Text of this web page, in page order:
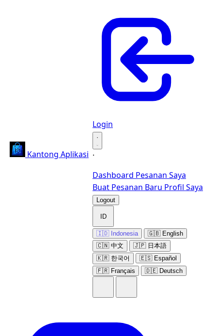
Kantong Aplikasi
Login
·
·
Dashboard Pesanan Saya
Buat Pesanan Baru Profil Saya
Logout
ID
🇮🇩 Indonesia
🇬🇧 English
🇨🇳 中文
🇯🇵 日本語
🇰🇷 한국어
🇪🇸 Español
🇫🇷 Français
🇩🇪 Deutsch